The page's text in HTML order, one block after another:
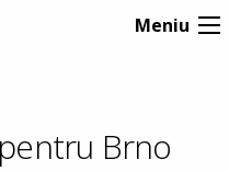
Meniu
Brno